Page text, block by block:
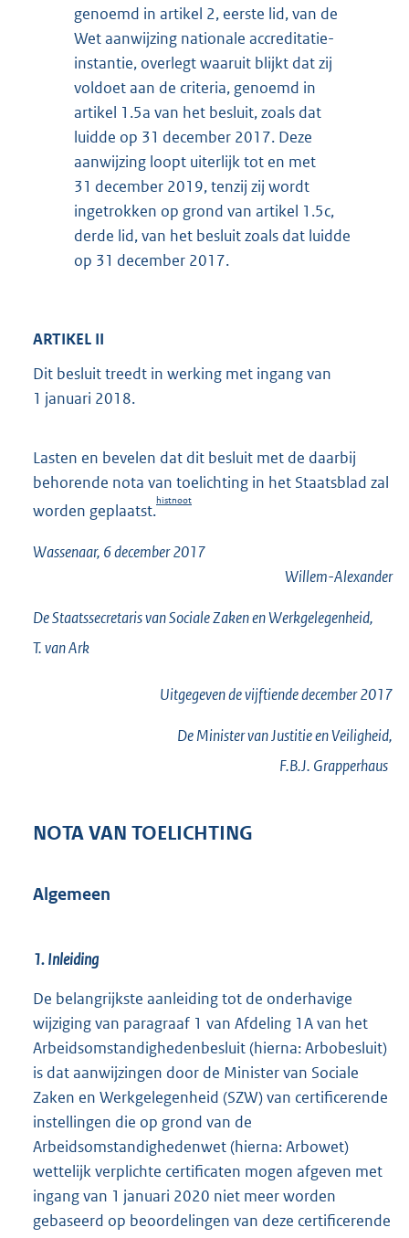
genoemd in artikel 2, eerste lid, van de
Wet aanwijzing nationale accreditatie-
instantie, overlegt waaruit blijkt dat zij
voldoet aan de criteria, genoemd in
artikel 1.5a van het besluit, zoals dat
luidde op 31 december 2017. Deze
aanwijzing loopt uiterlijk tot en met
31 december 2019, tenzij zij wordt
ingetrokken op grond van artikel 1.5c,
derde lid, van het besluit zoals dat luidde
op 31 december 2017.
ARTIKEL II
Dit besluit treedt in werking met ingang van
1 januari 2018.
Lasten en bevelen dat dit besluit met de daarbij
behorende nota van toelichting in het Staatsblad zal
worden geplaatst.
histnoot
Wassenaar, 6 december 2017
Willem-Alexander
De Staatssecretaris van Sociale Zaken en Werkgelegenheid,
T. vanArk
Uitgegeven devijftiendedecember 2017
De Minister van Justitie en Veiligheid,
F.B.J. Grapperhaus
NOTA VAN TOELICHTING
Algemeen
1. Inleiding
De belangrijkste aanleiding tot de onderhavige
wijziging van paragraaf 1 van Afdeling 1A van het
Arbeidsomstandighedenbesluit (hierna: Arbobesluit)
is dat aanwijzingen door de Minister van Sociale
Zaken en Werkgelegenheid (SZW) van certificerende
instellingen die op grond van de
Arbeidsomstandighedenwet (hierna: Arbowet)
wettelijk verplichte certificaten mogen afgeven met
ingang van 1 januari 2020 niet meer worden
gebaseerd op beoordelingen van deze certificerende